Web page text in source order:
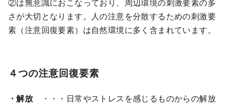
さが大切となります。人の注意を分散するための刺激要
素（注意回復要素）は自然環境に多く含まれています。
４つの注意回復要素
・解放 ・・・日常やストレスを感じるものからの解放